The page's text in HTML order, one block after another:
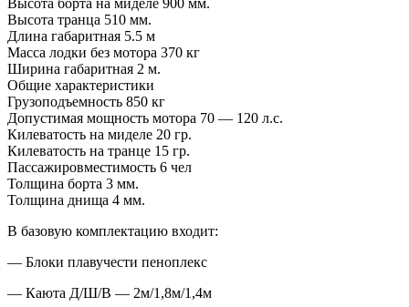
Высота транца 510 мм.
Длина габаритная 5.5 м
Масса лодки без мотора 370 кг
Ширина габаритная 2 м.
Общие характеристики
Грузоподъемность 850 кг
Допустимая мощность мотора 70 — 120 л.с.
Килеватость на миделе 20 гр.
Килеватость на транце 15 гр.
Пассажировместимость 6 чел
Толщина борта 3 мм.
Толщина днища 4 мм.
В базовую комплектацию входит:
— Блоки плавучести пеноплекс
— Каюта Д/Ш/В — 2м/1,8м/1,4м